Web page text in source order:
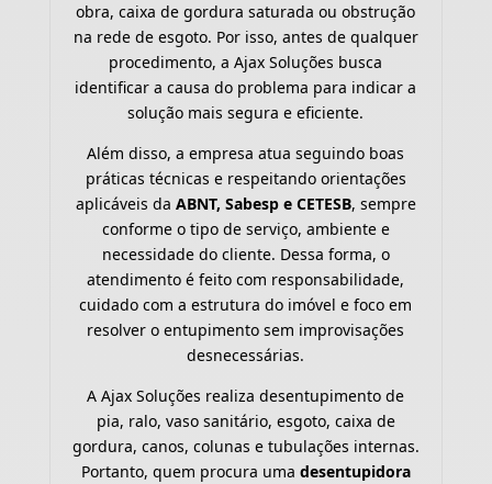
obra, caixa de gordura saturada ou obstrução
na rede de esgoto. Por isso, antes de qualquer
procedimento, a Ajax Soluções busca
identificar a causa do problema para indicar a
solução mais segura e eficiente.
Além disso, a empresa atua seguindo boas
práticas técnicas e respeitando orientações
aplicáveis da ABNT, Sabesp e CETESB, sempre
conforme o tipo de serviço, ambiente e
necessidade do cliente. Dessa forma, o
atendimento é feito com responsabilidade,
cuidado com a estrutura do imóvel e foco em
resolver o entupimento sem improvisações
desnecessárias.
A Ajax Soluções realiza desentupimento de
pia, ralo, vaso sanitário, esgoto, caixa de
gordura, canos, colunas e tubulações internas.
Portanto, quem procura uma desentupidora